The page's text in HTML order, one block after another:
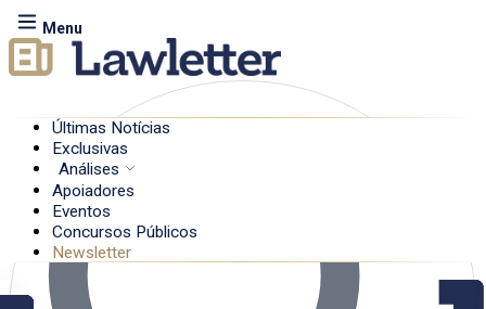
Menu
Últimas Notícias
Exclusivas
Análises
Apoiadores
Eventos
Concursos Públicos
Newsletter